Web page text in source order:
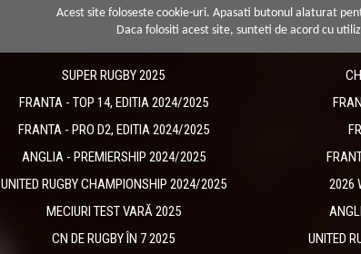
Acest site foloseste cookie-uri. Apasati butonul alaturat
Daca folositi acest site, sunteti de acord cu
SUPER RUGBY 2025
FRANTA - TOP 14, EDITIA 2024/2025
FRANTA - PRO D2, EDITIA 2024/2025
ANGLIA - PREMIERSHIP 2024/2025
UNITED RUGBY CHAMPIONSHIP 2024/2025
MECIURI TEST VARĂ 2025
CN DE RUGBY ÎN 7 2025
2026
UNITED